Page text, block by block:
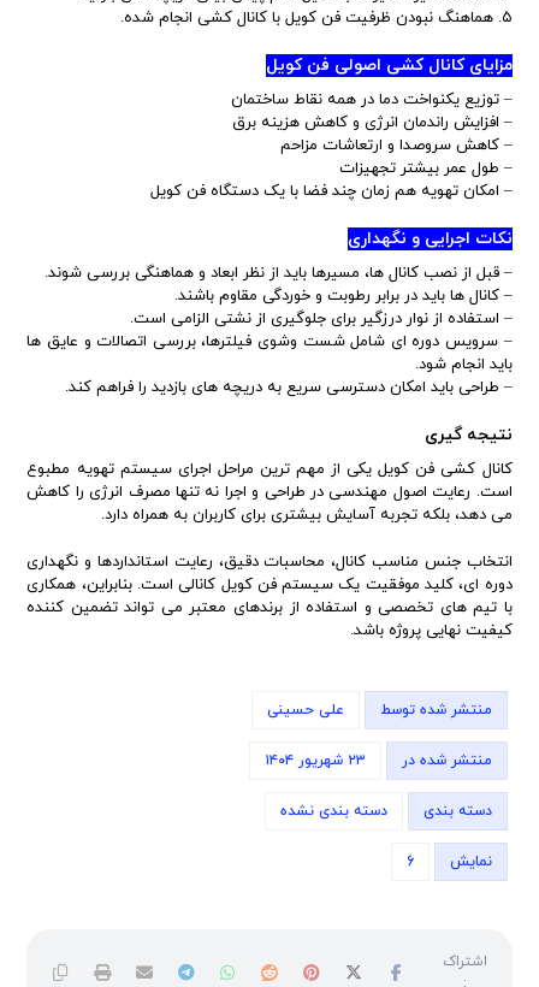
۵. هماهنگ نبودن ظرفیت فن کویل با کانال کشی انجام شده.
مزایای کانال کشی اصولی فن کویل
– توزیع یکنواخت دما در همه نقاط ساختمان
– افزایش راندمان انرژی و کاهش هزینه برق
– کاهش سروصدا و ارتعاشات مزاحم
– طول عمر بیشتر تجهیزات
– امکان تهویه هم زمان چند فضا با یک دستگاه فن کویل
نکات اجرایی و نگهداری
– قبل از نصب کانال ها، مسیرها باید از نظر ابعاد و هماهنگی بررسی شوند.
– کانال ها باید در برابر رطوبت و خوردگی مقاوم باشند.
– استفاده از نوار درزگیر برای جلوگیری از نشتی الزامی است.
– سرویس دوره ای شامل شست وشوی فیلترها، بررسی اتصالات و عایق ها
باید انجام شود.
– طراحی باید امکان دسترسی سریع به دریچه های بازدید را فراهم کند.
نتیجه گیری
کانال کشی فن کویل یکی از مهم ترین مراحل اجرای سیستم تهویه مطبوع
است. رعایت اصول مهندسی در طراحی و اجرا نه تنها مصرف انرژی را کاهش
می دهد، بلکه تجربه آسایش بیشتری برای کاربران به همراه دارد.
انتخاب جنس مناسب کانال، محاسبات دقیق، رعایت استانداردها و نگهداری
دوره ای، کلید موفقیت یک سیستم فن کویل کانالی است. بنابراین، همکاری
با تیم های تخصصی و استفاده از برندهای معتبر می تواند تضمین کننده
کیفیت نهایی پروژه باشد.
منتشر شده توسط علی حسینی
منتشر شده در ۲۳ شهریور ۱۴۰۴
دسته بندی دسته بندی نشده
نمایش 6